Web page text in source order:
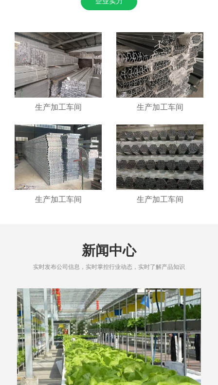
生产加工车间 生产加工车间
生产加工车间 生产加工车间
新闻中心
实时发布公司信息，实时掌控行业动态，实时了解产品知识